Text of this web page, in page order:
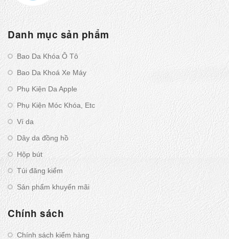
Danh mục sản phẩm
Bao Da Khóa Ô Tô
Bao Da Khoá Xe Máy
Phụ Kiện Da Apple
Phụ Kiện Móc Khóa, Etc
Ví da
Dây da đồng hồ
Hộp bút
Túi đăng kiểm
Sản phẩm khuyến mãi
Chính sách
Chính sách kiểm hàng